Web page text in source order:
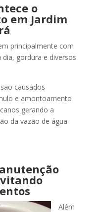
o
em Jardim
principalmente com
gordura e diversos
são causados
e amontoamento
gerando a
da vazão de água
Além